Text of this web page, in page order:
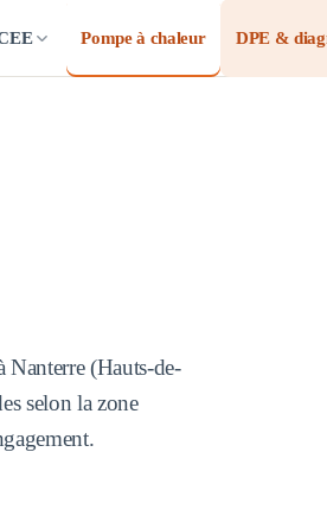
Pompe à chaleur DPE &
Nanterre (Hauts-de-
selon la zone